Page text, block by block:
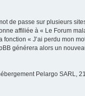
de passe sur plusieurs
affiliée à « Le Forum
« J’ai perdu mon
générera alors un
Pelargo SARL,